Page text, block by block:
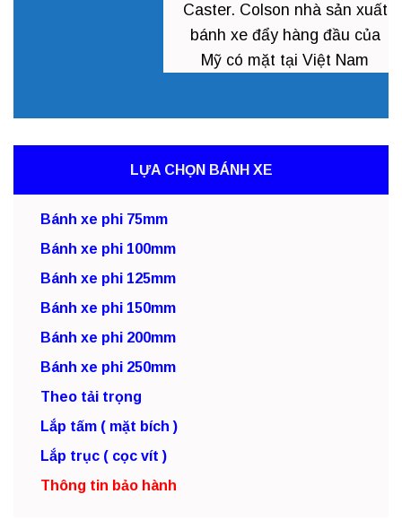
Caster. Colson nhà sản xuất
bánh xe đẩy hàng đầu của
Mỹ có mặt tại Việt Nam
LỰA CHỌN BÁNH XE
Bánh xe phi 75mm
Bánh xe phi 100mm
Bánh xe phi 125mm
Bánh xe phi 150mm
Bánh xe phi 200mm
Bánh xe phi 250mm
Theo tải trọng
Lắp tấm ( mặt bích )
Lắp trục ( cọc vít )
Thông tin bảo hành